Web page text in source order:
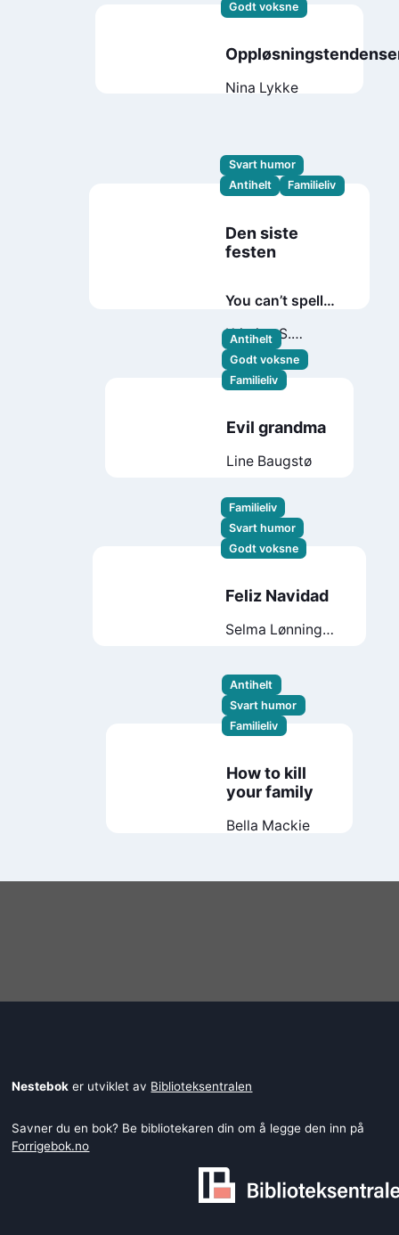
Godt voksne
Nina Lykke
Svart humor
Antihelt
Familieliv
Den siste
festen
You can’t spell
fun
Kristine S.
Henningsen
Antihelt
Godt voksne
Familieliv
Evil grandma
Line Baugstø
Familieliv
Svart humor
Godt voksne
Feliz Navidad
Selma Lønning
Antihelt
Svart humor
Familieliv
How to kill
your family
Bella Mackie
Nestebok er utviklet av Biblioteksentralen
Savner du en bok? Be bibliotekaren din om å legge den inn på
Forrigebok.no